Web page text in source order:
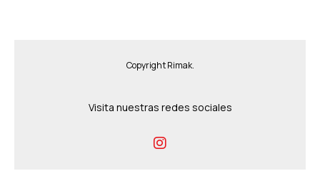
Copyright Rimak.
Visita nuestras redes sociales